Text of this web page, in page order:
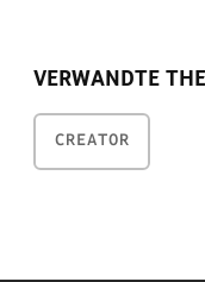
VERWANDTE
CREATOR